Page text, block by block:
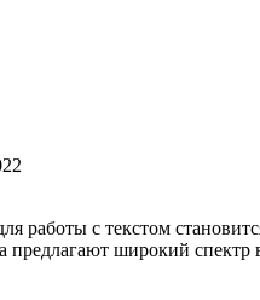
работы с текстом
предлагают широкий